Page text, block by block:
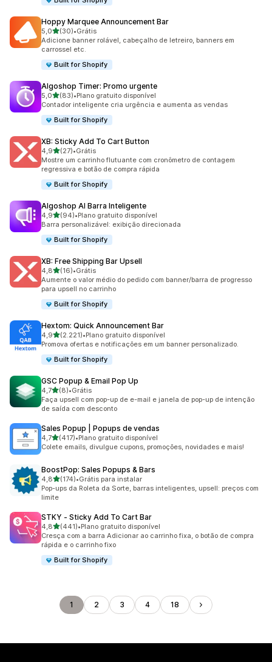
Hoppy Marquee Announcement Bar
5,0de 5 estrelas
(30)
30 avaliações ao todo
•Grátis
Adicione banner rolável, cabeçalho de letreiro, banners em
carrossel etc.
Built for Shopify
Algoshop Timer: Promo urgente
5,0de 5 estrelas
(83)
83 avaliações ao todo
•Plano gratuito disponível
Contador inteligente cria urgência e aumenta as vendas
Built for Shopify
XB: Sticky Add To Cart Button
4,9de 5 estrelas
(27)
27 avaliações ao todo
•Grátis
Mostre um carrinho flutuante com cronômetro de contagem
regressiva e botão de compra rápida
Built for Shopify
Algoshop AI Barra Inteligente
4,9de 5 estrelas
(94)
94 avaliações ao todo
•Plano gratuito disponível
Barra personalizável: exibição direcionada
Built for Shopify
XB: Free Shipping Bar Upsell
4,8de 5 estrelas
(16)
16 avaliações ao todo
•Grátis
Aumente o valor médio do pedido com banner/barra de progresso
para upsell no carrinho
Built for Shopify
Hextom: Quick Announcement Bar
4,9de 5 estrelas
(2.221)
2221 avaliações ao todo
•Plano gratuito disponível
Promova ofertas e notificações em um banner personalizado.
Built for Shopify
GSC Popup & Email Pop Up
4,7de 5 estrelas
(8)
8 avaliações ao todo
•Grátis
Faça upsell com pop-up de e-mail e janela de pop-up de intenção
de saída com desconto
Sales Popup | Popups de vendas
4,7de 5 estrelas
(417)
417 avaliações ao todo
•Plano gratuito disponível
Colete emails, divulgue cupons, promoções, novidades e mais!
BoostPop: Sales Popups & Bars
4,8de 5 estrelas
(174)
174 avaliações ao todo
•Grátis para instalar
Pop-ups da Roleta da Sorte, barras inteligentes, upsell: preços com
limite
STKY ‑ Sticky Add To Cart Bar
4,8de 5 estrelas
(441)
441 avaliações ao todo
•Plano gratuito disponível
Cresça com a barra Adicionar ao carrinho fixa, o botão de compra
rápida e o carrinho fixo
Built for Shopify
1 2 3 4 18